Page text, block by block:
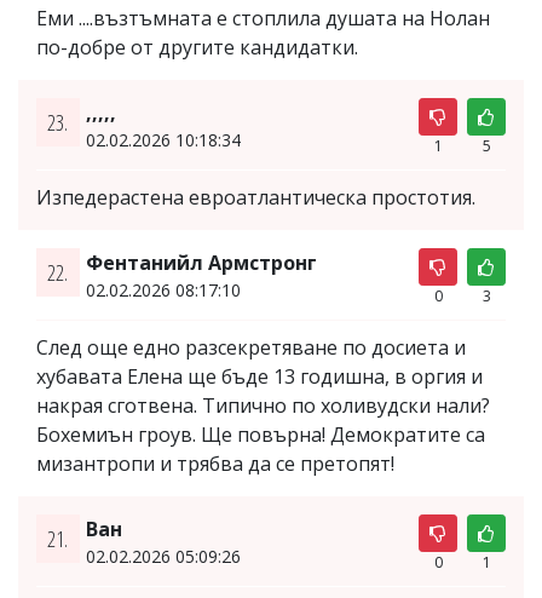
Еми ....възтъмната е стоплила душата на Нолан
по-добре от другите кандидатки.
23. ,,,,,
02.02.2026 10:18:34 1 5
Изпедерастена евроатлантическа простотия.
22. Фентанийл Армстронг
02.02.2026 08:17:10 0 3
След още едно разсекретяване по досиета и
хубавата Елена ще бъде 13 годишна, в оргия и
накрая сготвена. Типично по холивудски нали?
Бохемиън гроув. Ще повърна! Демократите са
мизантропи и трябва да се претопят!
21. Ван
02.02.2026 05:09:26 0 1